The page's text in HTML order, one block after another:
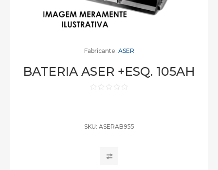
Fabricante: ASER
BATERIA ASER +ESQ. 105AH
SKU: ASERAB955